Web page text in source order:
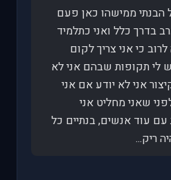
הבנתי ממישהו כאן פעם
בדרך כלל ואני כתלמיד
כי אני צריך לקום
לי תקופות שבהם אני לא
אני לא יודע אם אני
שאני מחליט אני
עוד אנשים, בנתיים כל